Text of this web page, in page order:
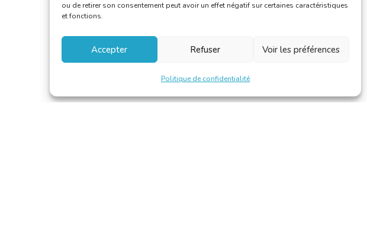
ou de retirer son consentement peut avoir un effet négatif sur certaines caractéristiques
et fonctions.
Accepter Refuser Voir les préférences
Politique de confidentialité